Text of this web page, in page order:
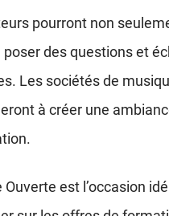
pourront non
poser des questions et
Les sociétés de
à créer une
Ouverte est l’occasion